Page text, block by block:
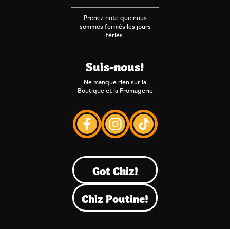
Prenez note que nous
sommes fermés les jours
fériés.
Suis-nous!
Ne manque rien sur la
Boutique et la Fromagerie
Got Chiz!
Chiz Poutine!